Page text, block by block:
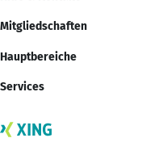
Mitgliedschaften
Hauptbereiche
Services